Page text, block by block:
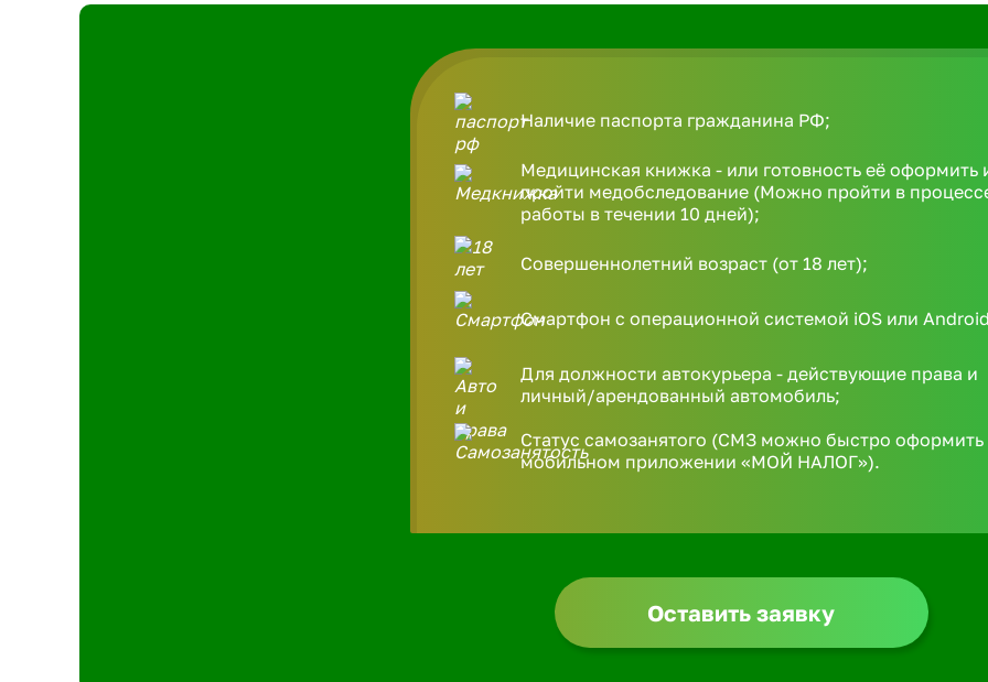
Наличие паспорта гражданина РФ;
Медицинская книжка - или готовность её оформить
пройти медобследование (Можно пройти в
работы в течении 10 дней);
Совершеннолетний возраст (от 18 лет);
Смартфон с операционной системой iOS или
Для должности автокурьера - действующие права и
личный/арендованный автомобиль;
Статус самозанятого (СМЗ можно быстро оформить
мобильном приложении «МОЙ НАЛОГ»).
Оставить заявку